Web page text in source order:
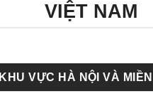
VIỆT NAM
KHU VỰC HÀ NỘI VÀ